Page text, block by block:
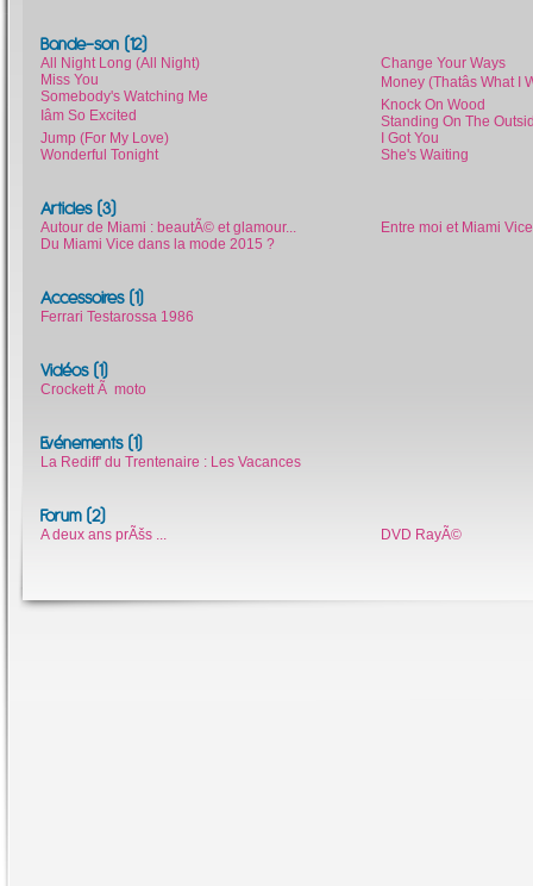
Bande-son (12)
All Night Long (All Night)
Miss You
Somebody's Watching Me
Iâm So Excited
Jump (For My Love)
Wonderful Tonight
Change Your Ways
Money (Thatâs What I
Knock On Wood
Standing On The
I Got You
She's Waiting
Articles (3)
Autour de Miami : beautÃ© et glamour...
Du Miami Vice dans la mode 2015 ?
Entre moi et Miami Vice
Accessoires (1)
Ferrari Testarossa 1986
Vidéos (1)
Crockett Ã moto
Evénements (1)
La Rediff' du Trentenaire : Les Vacances
Forum (2)
A deux ans prÃšs ... DVD RayÃ©